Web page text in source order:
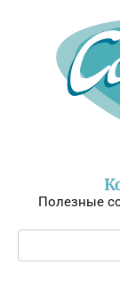
Полезные
Поиск: